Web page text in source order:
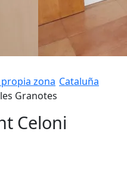
zona Cataluña
Granotes
Celoni